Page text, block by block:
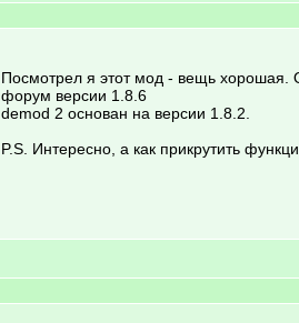
Посмотрел я этот мод - вещь хорошая.
форум версии 1.8.6
demod 2 основан на версии 1.8.2.
P.S. Интересно, а как прикрутить